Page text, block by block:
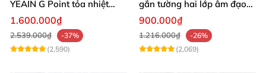
YEAIN G Point tỏa nhiệt
điều khiển từ xa
1.600.000₫
2.539.000₫
-37%
(2,590)
gắn tường hai lớp âm đạo
giả chuẩn y tế
900.000₫
1.216.000₫
-26%
(2,069)